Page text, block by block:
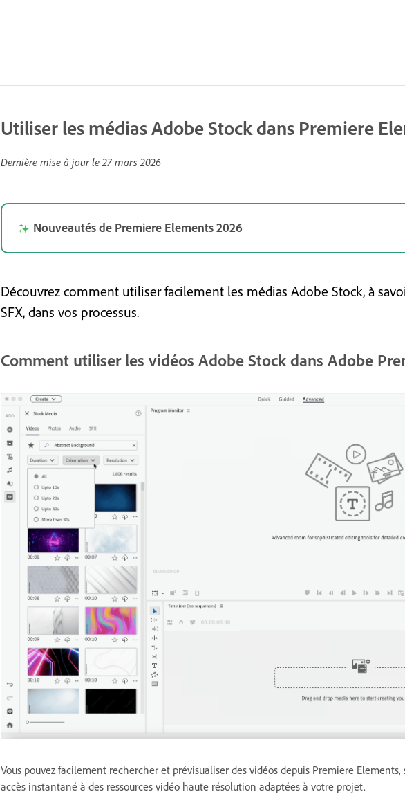
Utiliser les médias Adobe Stock dans Premiere
Dernière mise à jour le27 mars 2026
Nouveautés de Premiere Elements 2026
Découvrez comment utiliser facilement les médias Adobe Stock, à
SFX, dans vos processus.
Comment utiliser les vidéos Adobe Stock dans Adobe
Vous pouvez facilement rechercher et prévisualiser des vidéos depuis Premiere
accès instantané à des ressources vidéo haute résolution adaptées à votre projet.